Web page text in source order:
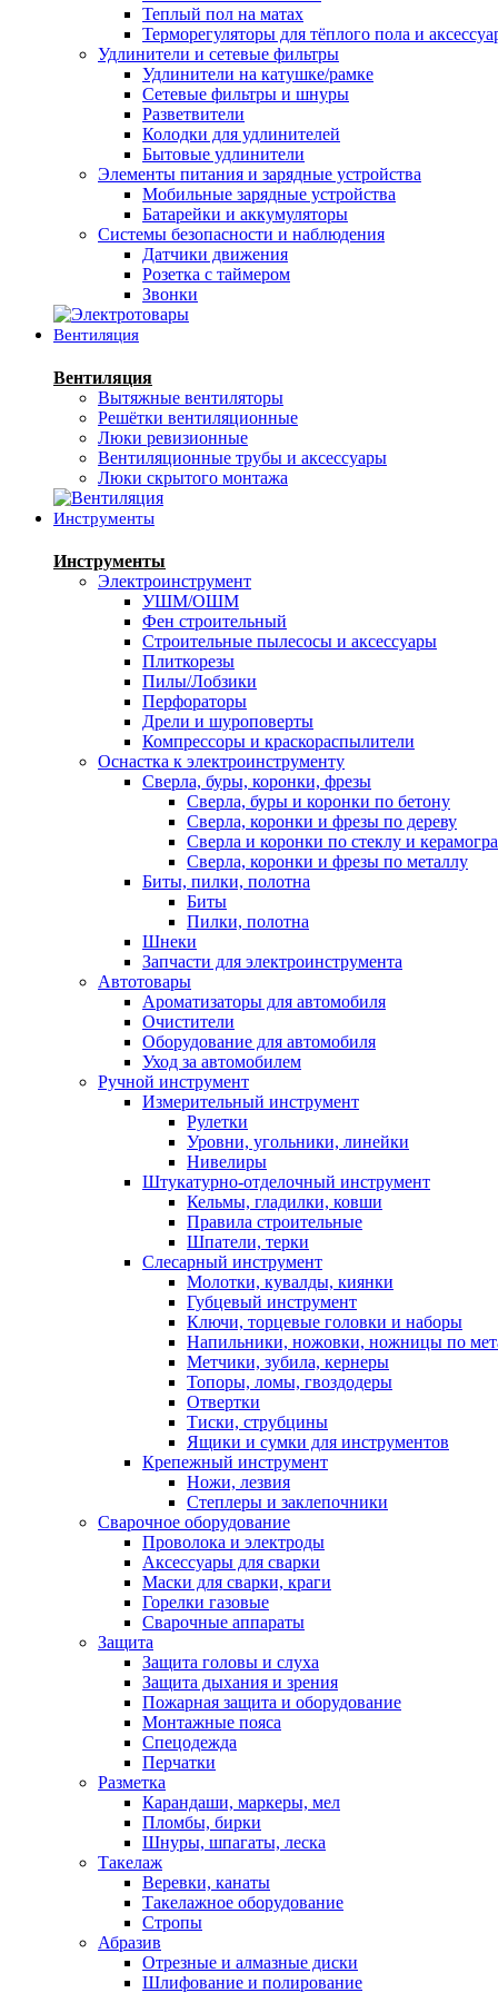
Теплый пол на матах
Терморегуляторы для тёплого пола и
Удлинители и сетевые фильтры
Удлинители на катушке/рамке
Сетевые фильтры и шнуры
Разветвители
Колодки для удлинителей
Бытовые удлинители
Элементы питания и зарядные устройства
Мобильные зарядные устройства
Батарейки и аккумуляторы
Системы безопасности и наблюдения
Датчики движения
Розетка с таймером
Звонки
Вентиляция
Вентиляция
Вытяжные вентиляторы
Решётки вентиляционные
Люки ревизионные
Вентиляционные трубы и аксессуары
Люки скрытого монтажа
Инструменты
Инструменты
Электроинструмент
УШМ/ОШМ
Фен строительный
Строительные пылесосы и аксессуары
Плиткорезы
Пилы/Лобзики
Перфораторы
Дрели и шуроповерты
Компрессоры и краскораспылители
Оснастка к электроинструменту
Сверла, буры, коронки, фрезы
Сверла, буры и коронки по бетону
Сверла, коронки и фрезы по дереву
Сверла и коронки по стеклу и
Сверла, коронки и фрезы по металлу
Биты, пилки, полотна
Биты
Пилки, полотна
Шнеки
Запчасти для электроинструмента
Автотовары
Ароматизаторы для автомобиля
Очистители
Оборудование для автомобиля
Уход за автомобилем
Ручной инструмент
Измерительный инструмент
Рулетки
Уровни, угольники, линейки
Нивелиры
Штукатурно-отделочный инструмент
Кельмы, гладилки, ковши
Правила строительные
Шпатели, терки
Слесарный инструмент
Молотки, кувалды, киянки
Губцевый инструмент
Ключи, торцевые головки и наборы
Напильники, ножовки, ножницы по
Метчики, зубила, кернеры
Топоры, ломы, гвоздодеры
Отвертки
Тиски, струбцины
Ящики и сумки для инструментов
Крепежный инструмент
Ножи, лезвия
Степлеры и заклепочники
Сварочное оборудование
Проволока и электроды
Аксессуары для сварки
Маски для сварки, краги
Горелки газовые
Сварочные аппараты
Защита
Защита головы и слуха
Защита дыхания и зрения
Пожарная защита и оборудование
Монтажные пояса
Спецодежда
Перчатки
Разметка
Карандаши, маркеры, мел
Пломбы, бирки
Шнуры, шпагаты, леска
Такелаж
Веревки, канаты
Такелажное оборудование
Стропы
Абразив
Отрезные и алмазные диски
Шлифование и полирование